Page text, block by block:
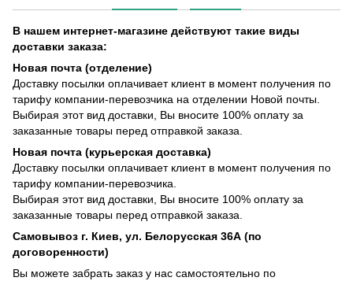
В нашем интернет-магазине действуют такие виды
доставки заказа:
Новая почта (отделение)
Доставку посылки оплачивает клиент в момент получения по
тарифу компании-перевозчика на отделении Новой почты.
Выбирая этот вид доставки, Вы вносите 100% оплату за
заказанные товары перед отправкой заказа.
Новая почта (курьерская доставка)
Доставку посылки оплачивает клиент в момент получения по
тарифу компании-перевозчика.
Выбирая этот вид доставки, Вы вносите 100% оплату за
заказанные товары перед отправкой заказа.
Самовывоз г. Киев, ул. Белорусская 36А (по
договоренности)
Вы можете забрать заказ у нас самостоятельно по